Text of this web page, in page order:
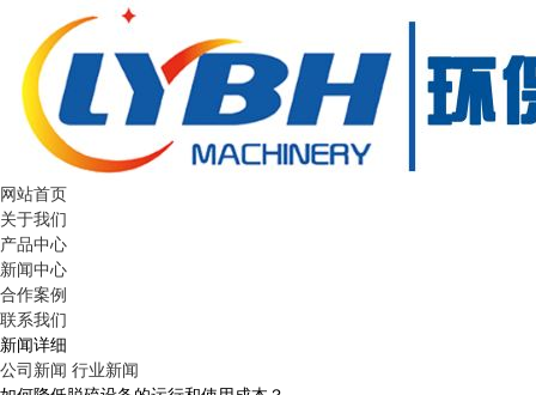
网站首页
关于我们
产品中心
新闻中心
合作案例
联系我们
新闻详细
公司新闻 行业新闻